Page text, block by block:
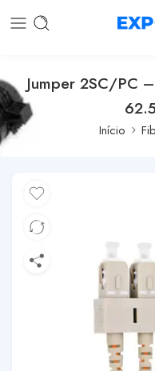
Jumper 2SC/PC
Início